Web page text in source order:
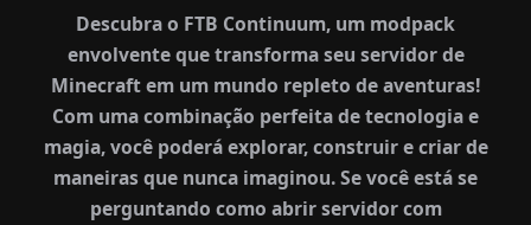
Descubra o FTB Continuum, um modpack
envolvente que transforma seu servidor de
Minecraft em um mundo repleto de aventuras!
Com uma combinação perfeita de tecnologia e
magia, você poderá explorar, construir e criar de
maneiras que nunca imaginou. Se você está se
perguntando como abrir servidor com